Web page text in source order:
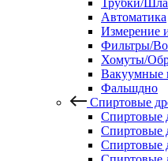
Трубки/
Автоматика
Измерение
Фильтры/
Хомуты/
Вакуумные
Фальшдно
Спиртовые
Спиртовые
Спиртовые
Спиртовые